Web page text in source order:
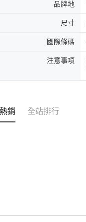
品牌地
尺寸
國際條碼
注意事項
銷 全站排行